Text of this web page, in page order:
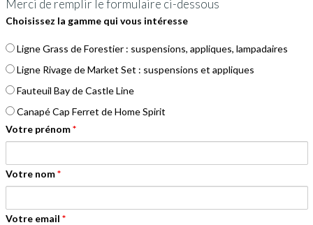
Merci de remplir le formulaire ci-dessous
Choisissez la gamme qui vous intéresse
Ligne Grass de Forestier : suspensions, appliques, lampadaires
Ligne Rivage de Market Set : suspensions et appliques
Fauteuil Bay de Castle Line
Canapé Cap Ferret de Home Spirit
Votre prénom*
Votre nom*
Votre email *